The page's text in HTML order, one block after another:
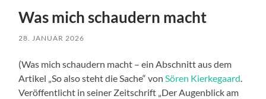
Was mich schaudern macht
28. JANUAR 2026
(Was mich schaudern macht – ein Abschnitt aus dem
Artikel „So also steht die Sache“ vonSören Kierkegaard.
Veröffentlicht in seiner Zeitschrift „Der Augenblick am